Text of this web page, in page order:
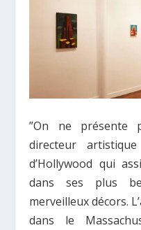
”On ne présente
directeur
d’Hollywood qui
dans ses plus
merveilleux décors.
dans le